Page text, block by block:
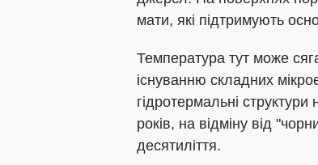
мати, які підтримують
Температура тут може
існуванню складних
гідротермальні структури
років, на відміну від
десятиліття.